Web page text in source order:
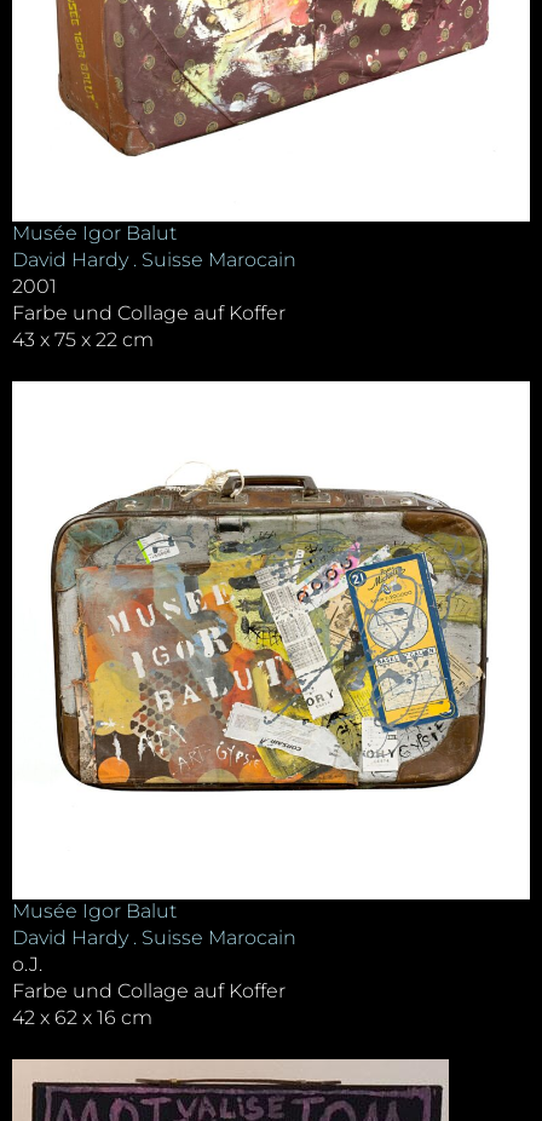
Musée Igor Balut
David Hardy . Suisse Marocain
2001
Farbe und Collage auf Koffer
43 x 75 x 22 cm
Musée Igor Balut
David Hardy . Suisse Marocain
o.J.
Farbe und Collage auf Koffer
42 x 62 x 16 cm